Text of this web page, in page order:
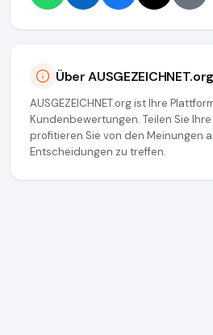
Über AUSGEZEICHNET.org
AUSGEZEICHNET.org ist Ihre
Kundenbewertungen. Teilen Sie
profitieren Sie von den Meinungen
Entscheidungen zu treffen.